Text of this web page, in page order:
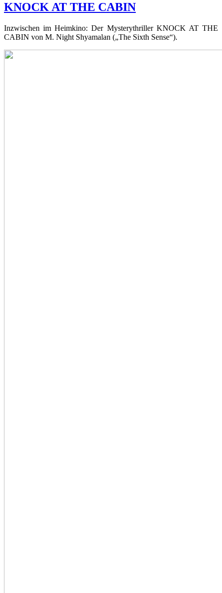
KNOCK AT THE CABIN
Inzwischen im Heimkino: Der Mysterythriller KNOCK AT THE
CABIN von M. Night Shyamalan („The Sixth Sense“).